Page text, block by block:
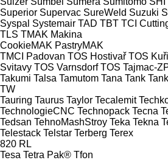
Superior Supervac SureWeld Suzuki
Syspal Systemair TAD TBT TCI
TLS TMAK Makina
CookieMAK PastryMAK
TMCI Padovan TOS Hostivař TOS
Svitavy TOS Varnsdorf TOS Tajmac-
Takumi Talsa Tamutom Tana Tank Tank
TW
Tauring Taurus Taylor Tecalemit
TechnologieCNC Technopack Tecna
Tedsan TehnoMashStroy Teka Tekna
Telestack Telstar Terberg Terex
820 RL
Tesa Tetra Pak® Tfon